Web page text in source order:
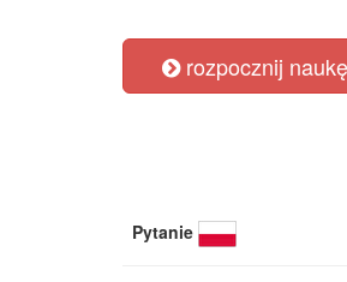
rozpocznij naukę
Pytanie